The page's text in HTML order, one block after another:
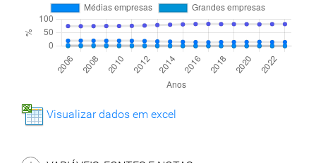
Visualizar dados em excel